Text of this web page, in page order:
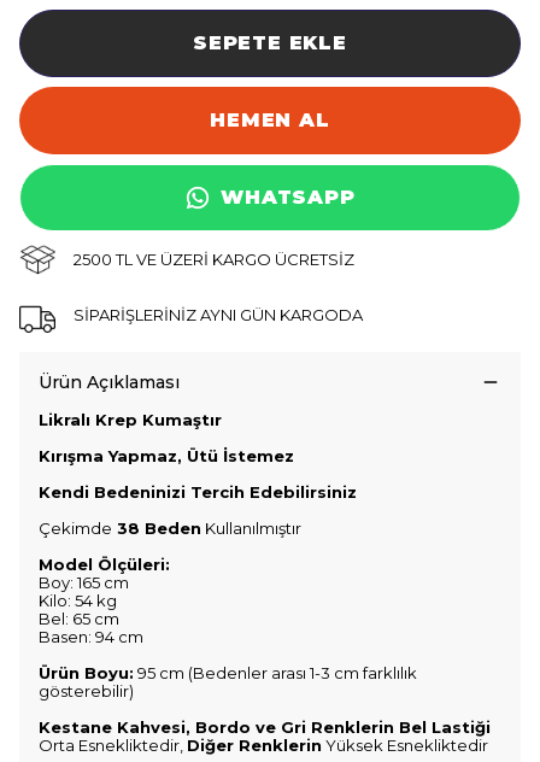
SEPETE EKLE
HEMEN AL
WHATSAPP
2500 TL VE ÜZERİ KARGO ÜCRETSİZ
SİPARİŞLERİNİZ AYNI GÜN KARGODA
Ürün Açıklaması
Likralı Krep Kumaştır
Kırışma Yapmaz, Ütü İstemez
Kendi Bedeninizi Tercih Edebilirsiniz
Çekimde 38 Beden Kullanılmıştır
Model Ölçüleri:
Boy: 165 cm
Kilo: 54 kg
Bel: 65 cm
Basen: 94 cm
Ürün Boyu: 95 cm (Bedenler arası 1-3 cm farklılık
gösterebilir)
Kestane Kahvesi, Bordo ve Gri Renklerin Bel Lastiği
Orta Esnekliktedir, Diğer Renklerin Yüksek Esnekliktedir